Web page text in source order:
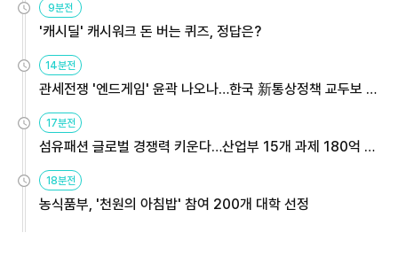
9분전
'캐시딜' 캐시워크 돈 버는 퀴즈, 정답은?
14분전
관세전쟁 '엔드게임' 윤곽 나오나…한국 新통상정책 교두보 활
17분전
섬유패션 글로벌 경쟁력 키운다…산업부 15개 과제 180억 지
18분전
농식품부, '천원의 아침밥' 참여 200개 대학 선정